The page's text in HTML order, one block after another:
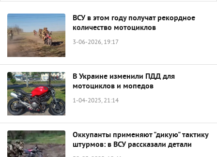
ВСУ в этом году получат рекордное
количество мотоциклов
3-06-2026, 19:17
В Украине изменили ПДД для
мотоциклов и мопедов
1-04-2025, 21:14
Оккупанты применяют "дикую" тактику
штурмов: в ВСУ рассказали детали